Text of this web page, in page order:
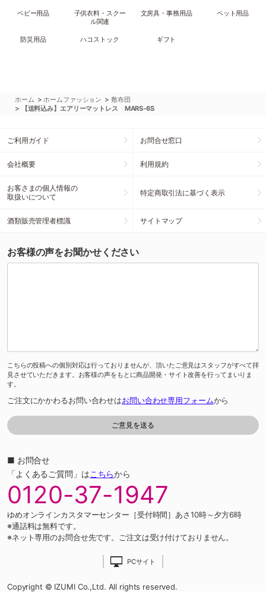
ベビー用品
子供衣料・スクー
ル関連
文房具・事務用品 ペット用品
防災用品 ハコストック ギフト
ホーム >ホームファッション > 敷布団
> 【送料込み】エアリーマットレス MARS-6S
ご利用ガイド お問合せ窓口
会社概要 利用規約
お客さまの個人情報の
取扱いについて
特定商取引法に基づく表示
酒類販売管理者標識 サイトマップ
お客様の声をお聞かせください
こちらの投稿への個別対応は行っておりませんが、頂いたご意見はスタッフがすべて拝
見させていただきます。お客様の声をもとに商品開発・サイト改善を行ってまいりま
す。
ご注文にかかわるお問い合わせはお問い合わせ専用フォームから
■ お問合せ
「よくあるご質問」はこちらから
0120-37-1947
ゆめオンラインカスタマーセンター［受付時間］あさ10時～夕方6時
※通話料は無料です。
※ネット専用のお問合せ先です。ご注文は受け付けておりません。
PCサイト
Copyright © IZUMI Co.,Ltd. All rights reserved.